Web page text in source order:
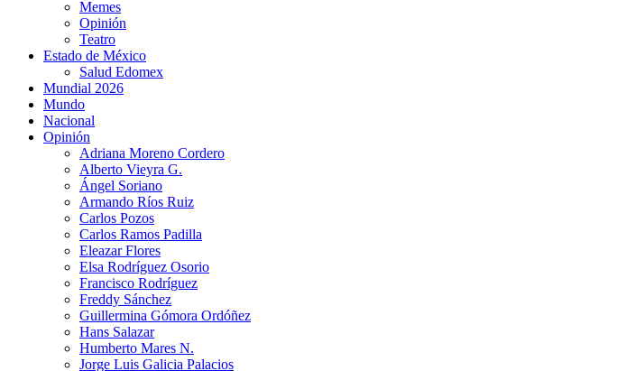
Memes
Opinión
Teatro
Estado de México
Salud Edomex
Mundial 2026
Mundo
Nacional
Opinión
Adriana Moreno Cordero
Alberto Vieyra G.
Ángel Soriano
Armando Ríos Ruiz
Carlos Pozos
Carlos Ramos Padilla
Eleazar Flores
Elsa Rodríguez Osorio
Francisco Rodríguez
Freddy Sánchez
Guillermina Gómora Ordóñez
Hans Salazar
Humberto Mares N.
Jorge Luis Galicia Palacios